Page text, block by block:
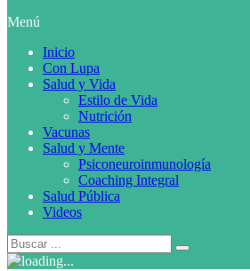
Menú
Inicio
Con Lupa
Salud y Vida
Estilo de Vida
Nutrición
Vacunas
Salud y Mente
Psiconeuroinmunología
Coaching Integral
Salud Pública
Videos